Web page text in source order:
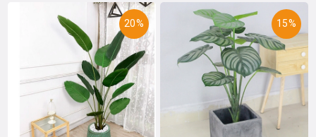
20% 15%